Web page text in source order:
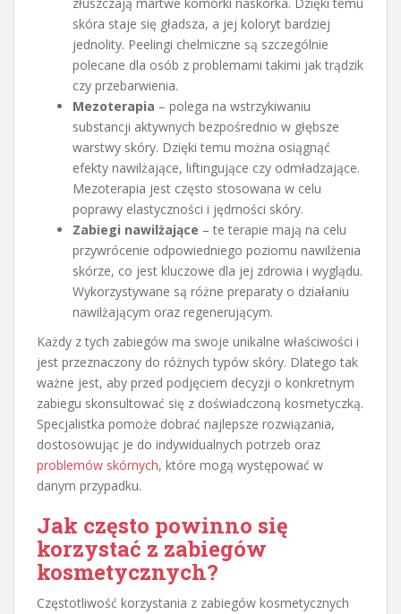
skóra staje się gładsza, a jej koloryt bardziej
jednolity. Peelingi chelmiczne są szczególnie
polecane dla osób z problemami takimi jak trądzik
czy przebarwienia.
Mezoterapia – polega na wstrzykiwaniu
substancji aktywnych bezpośrednio w głębsze
warstwy skóry. Dzięki temu można osiągnąć
efekty nawilżające, liftingujące czy odmładzające.
Mezoterapia jest często stosowana w celu
poprawy elastyczności i jędrności skóry.
Zabiegi nawilżające – te terapie mają na celu
przywrócenie odpowiedniego poziomu nawilżenia
skórze, co jest kluczowe dla jej zdrowia i wyglądu.
Wykorzystywane są różne preparaty o działaniu
nawilżającym oraz regenerującym.
Każdy z tych zabiegów ma swoje unikalne właściwości i
jest przeznaczony do różnych typów skóry. Dlatego tak
ważne jest, aby przed podjęciem decyzji o konkretnym
zabiegu skonsultować się z doświadczoną kosmetyczką.
Specjalistka pomoże dobrać najlepsze rozwiązania,
dostosowując je do indywidualnych potrzeb oraz
problemów skórnych, które mogą występować w
danym przypadku.
Jak często powinno się
korzystać z zabiegów
kosmetycznych?
Częstotliwość korzystania z zabiegów kosmetycznych